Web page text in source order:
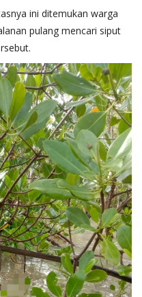
ini ditemukan warga
pulang mencari siput